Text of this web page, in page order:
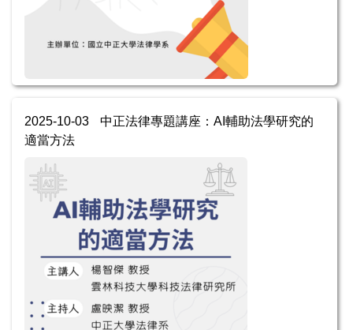
2025-10-03
中正法律專題講座：AI輔助法學研究的
適當方法